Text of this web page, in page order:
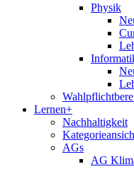
Physik
Lernen+
Nachhaltigkeit
AGs
AG